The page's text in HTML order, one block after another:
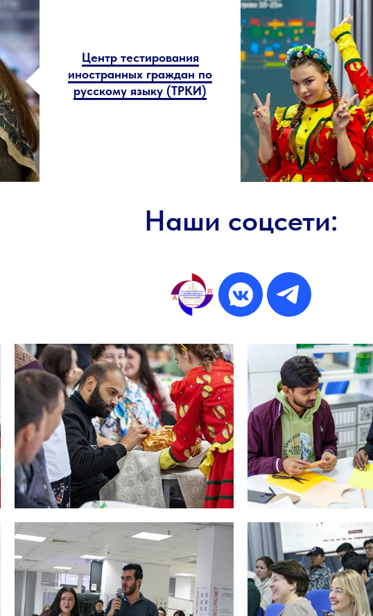
Центр тестирования
иностранных граждан по
русскому языку (ТРКИ)
Наши соцсети: